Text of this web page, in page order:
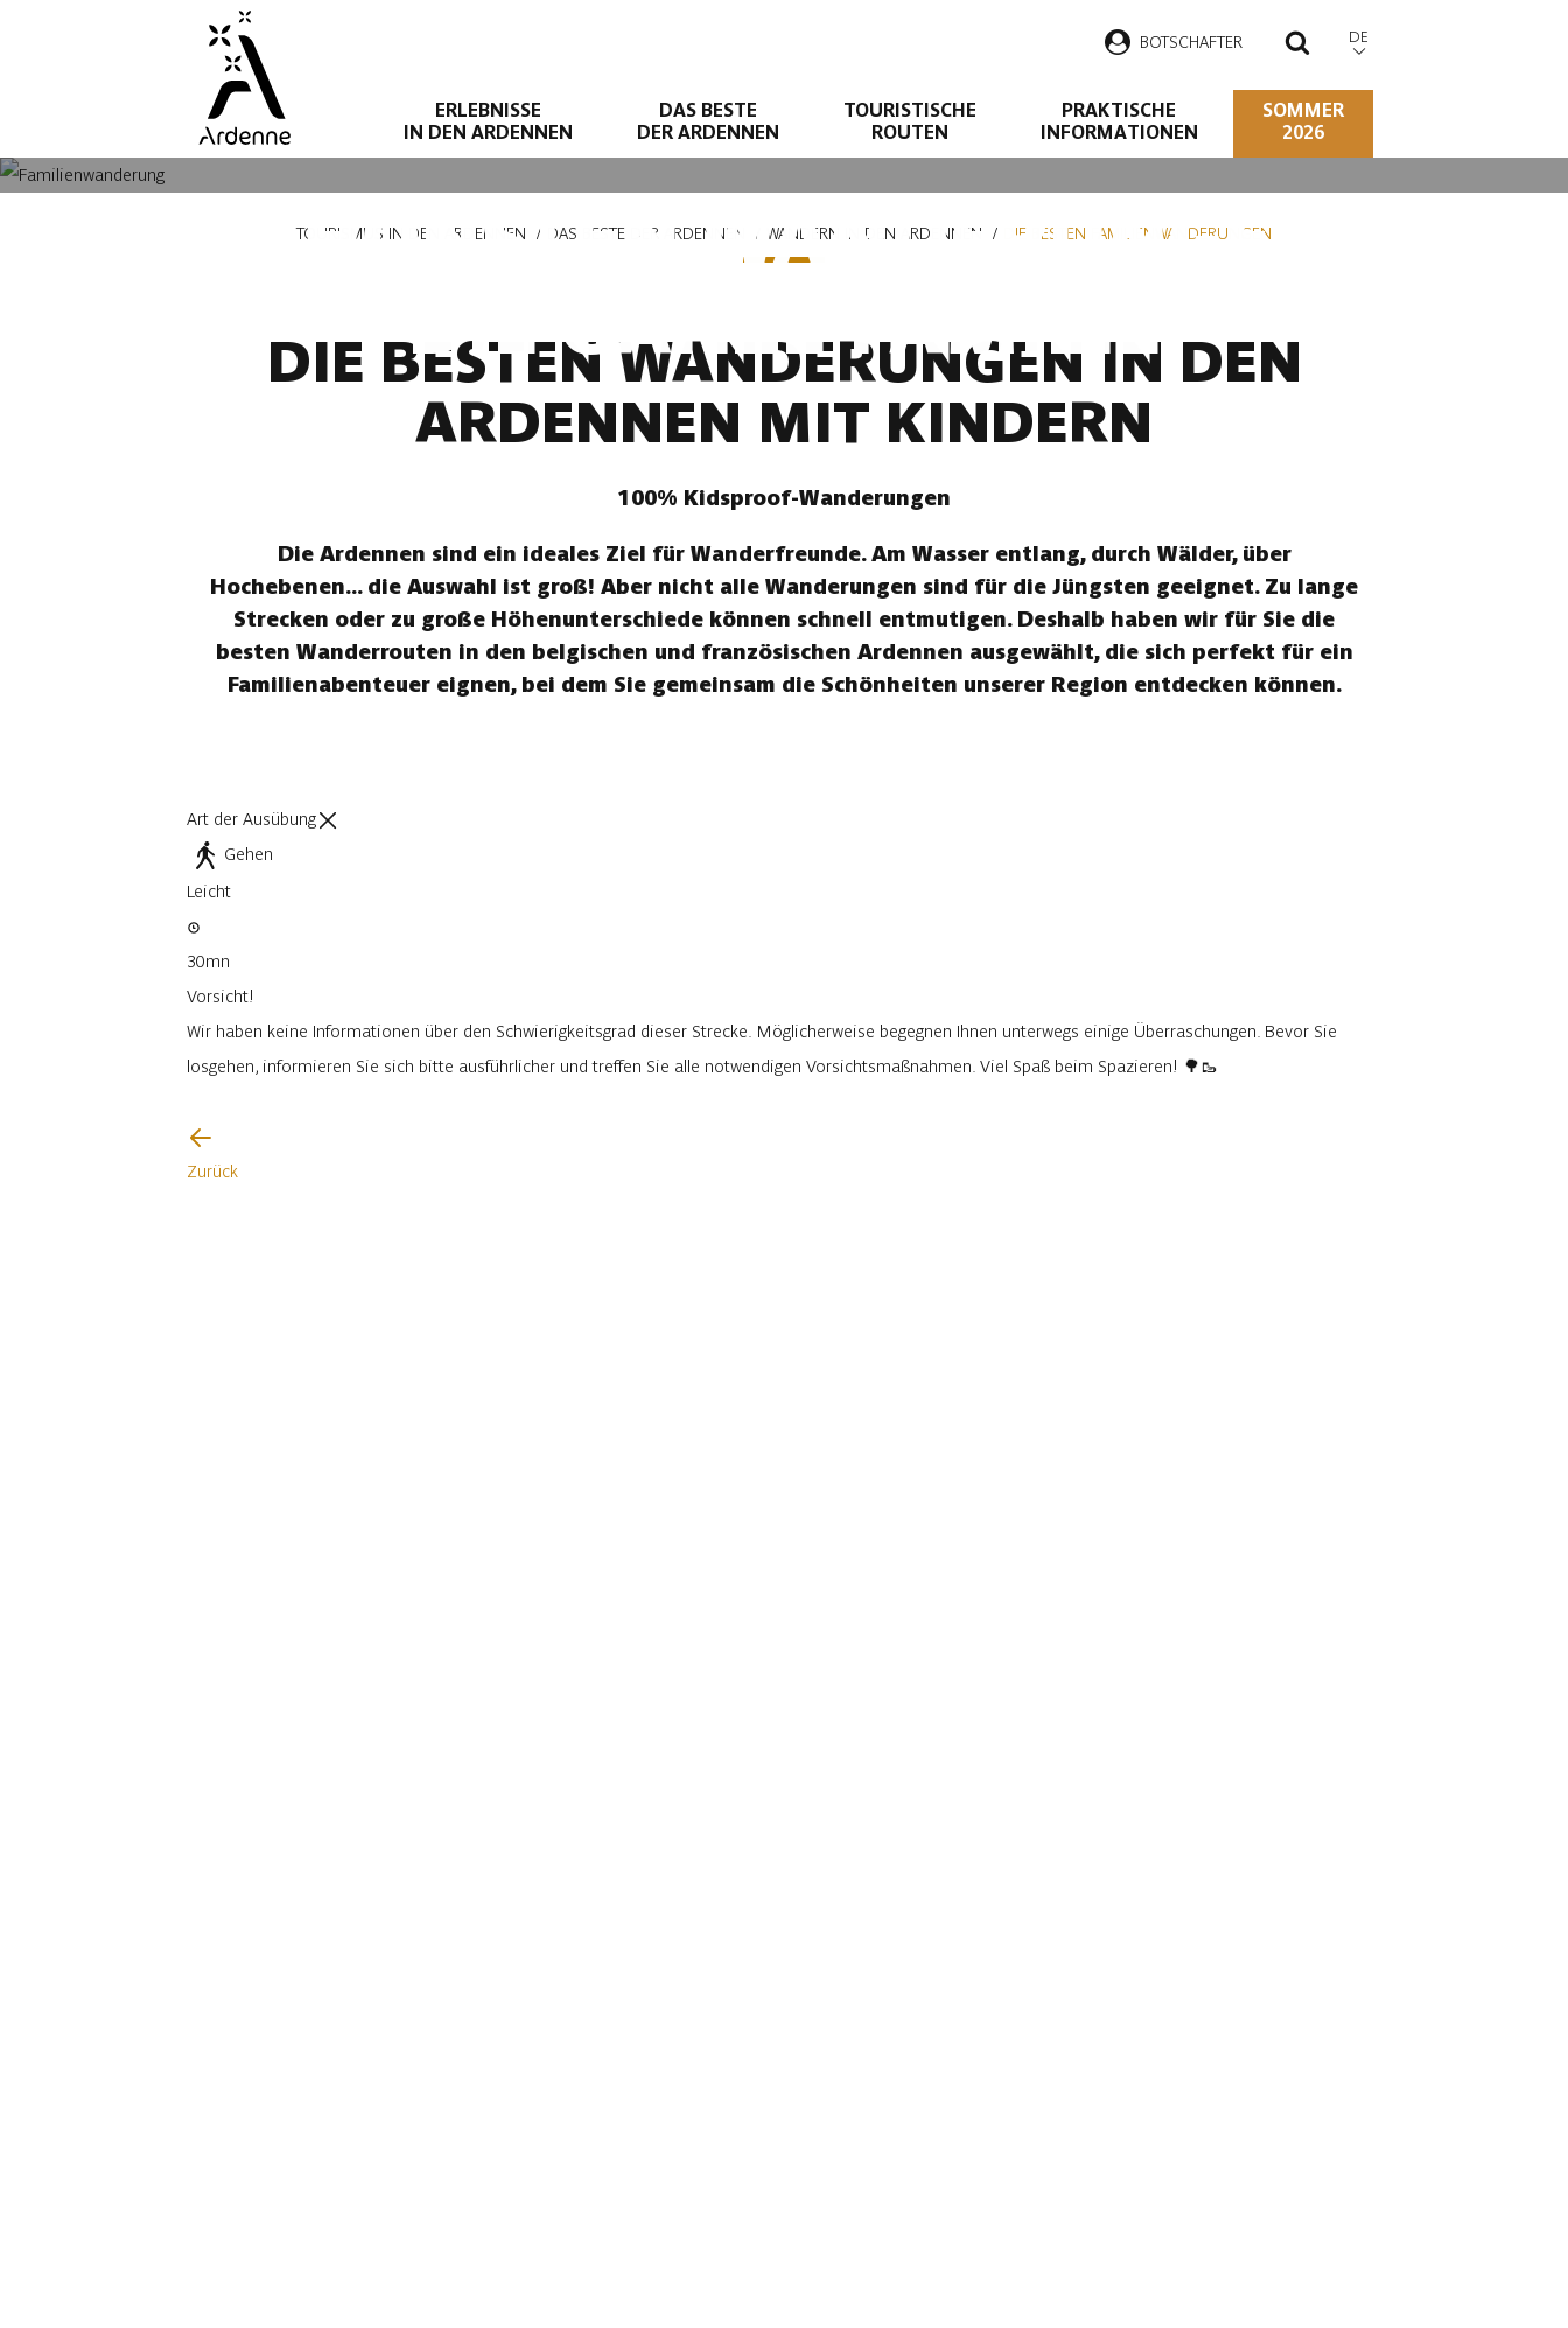
BOTSCHAFTER SUCHEN
DE
ERLEBNISSE
IN DEN ARDENNEN
DAS BESTE
DER ARDENNEN
TOURISTISCHE
ROUTEN
PRAKTISCHE
INFORMATIONEN
SOMMER
2026
DIE SCHÖNSTEN WANDERUNGEN FÜR
DIE GANZE FAMILIE
TOURISMUS IN DEN ARDENNEN DAS BESTE DER ARDENNEN WANDERN IN DEN ARDENNEN DIE BESTEN FAMILIENWANDERUNGEN
DIE BESTEN WANDERUNGEN IN DEN
ARDENNEN MIT KINDERN
100% Kidsproof-Wanderungen
Die Ardennen sind ein ideales Ziel für Wanderfreunde. Am Wasser entlang, durch Wälder, über
Hochebenen... die Auswahl ist groß! Aber nicht alle Wanderungen sind für die Jüngsten geeignet. Zu lange
Strecken oder zu große Höhenunterschiede können schnell entmutigen. Deshalb haben wir für Sie die
besten Wanderrouten in den belgischen und französischen Ardennen ausgewählt, die sich perfekt für ein
Familienabenteuer eignen, bei dem Sie gemeinsam die Schönheiten unserer Region entdecken können.
Art der Ausübung
Gehen
Leicht
30mn
Vorsicht!
Wir haben keine Informationen über den Schwierigkeitsgrad dieser Strecke. Möglicherweise begegnen Ihnen unterwegs einige Überraschungen. Bevor Sie
losgehen, informieren Sie sich bitte ausführlicher und treffen Sie alle notwendigen Vorsichtsmaßnahmen. Viel Spaß beim Spazieren! 🌳🥾
Zurück